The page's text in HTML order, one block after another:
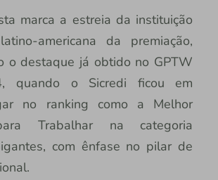
marca a estreia da instituição
americana da premiação,
o destaque já obtido no GPTW
quando o Sicredi ficou em
no ranking como a Melhor
Trabalhar na categoria
com ênfase no pilar de